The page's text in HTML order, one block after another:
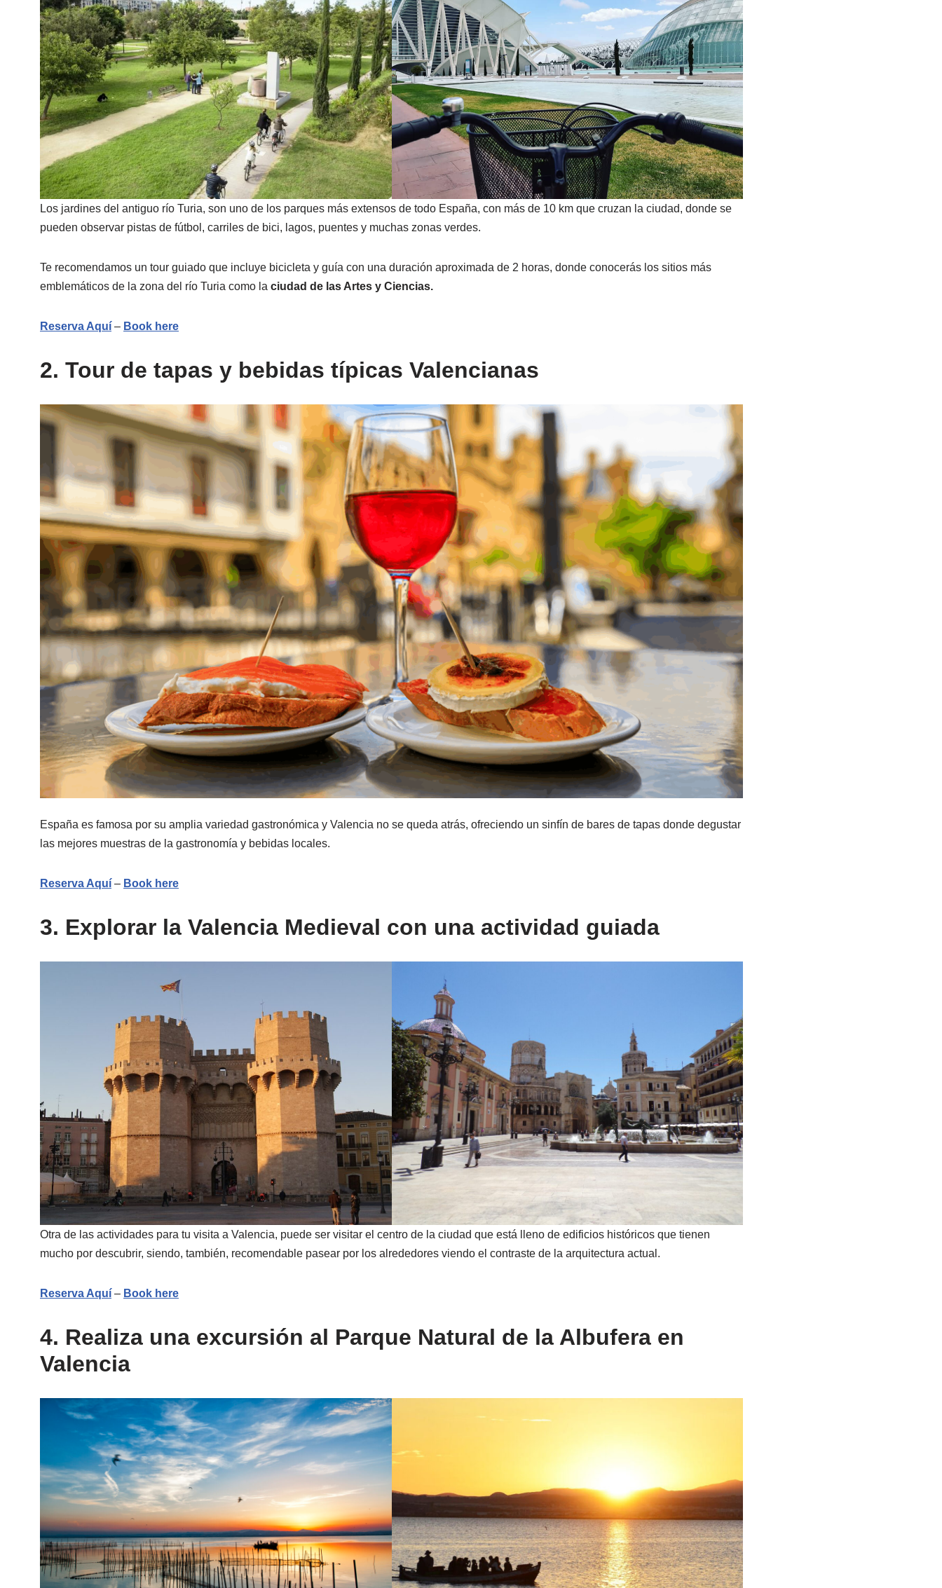
Los jardines del antiguo río Turia, son uno de los parques más extensos de todo España, con más de 10 km que cruzan la ciudad, donde se
pueden observar pistas de fútbol, carriles de bici, lagos, puentes y muchas zonas verdes.
Te recomendamos un tour guiado que incluye bicicleta y guía con una duración aproximada de 2 horas, donde conocerás los sitios más
emblemáticos de la zona del río Turia como la ciudad de las Artes y Ciencias.
Reserva Aquí – Book here
2. Tour de tapas y bebidas típicas Valencianas
España es famosa por su amplia variedad gastronómica y Valencia no se queda atrás, ofreciendo un sinfín de bares de tapas donde degustar
las mejores muestras de la gastronomía y bebidas locales.
Reserva Aquí – Book here
3. Explorar la Valencia Medieval con una actividad guiada
Otra de las actividades para tu visita a Valencia, puede ser visitar el centro de la ciudad que está lleno de edificios históricos que tienen
mucho por descubrir, siendo, también, recomendable pasear por los alrededores viendo el contraste de la arquitectura actual.
Reserva Aquí – Book here
4. Realiza una excursión al Parque Natural de la Albufera en
Valencia